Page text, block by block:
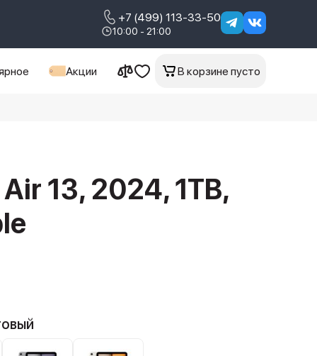
+7 (499) 113-33-50
10:00 - 21:00
Акции В корзине пусто
13, 2024, 1TB,